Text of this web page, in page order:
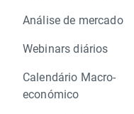
Análise de mercado
Webinars diários
Calendário Macro-
económico